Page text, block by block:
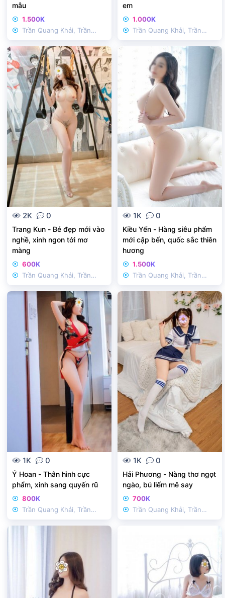
mẫu
1.500K
Trần Quang Khải, Trần
em
1.000K
Trần Quang Khải, Trần
2K 0
Trang Kun - Bé đẹp mới vào
nghề, xinh ngon tới mơ
màng
600K
Trần Quang Khải, Trần
1K 0
Kiều Yến - Hàng siêu phẩm
mới cập bến, quốc sắc thiên
hương
1.500K
Trần Quang Khải, Trần
1K 0
Ý Hoan - Thân hình cực
phẩm, xinh sang quyến rũ
800K
Trần Quang Khải, Trần
1K 0
Hải Phương - Nàng thơ ngọt
ngào, bú liếm mê say
700K
Trần Quang Khải, Trần